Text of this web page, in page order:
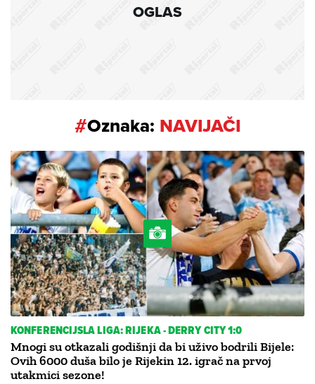
OGLAS
#Oznaka: NAVIJAČI
KONFERENCIJSLA LIGA: RIJEKA - DERRY CITY 1:0
Mnogi su otkazali godišnji da bi uživo bodrili Bijele:
Ovih 6000 duša bilo je Rijekin 12. igrač na prvoj
utakmici sezone!